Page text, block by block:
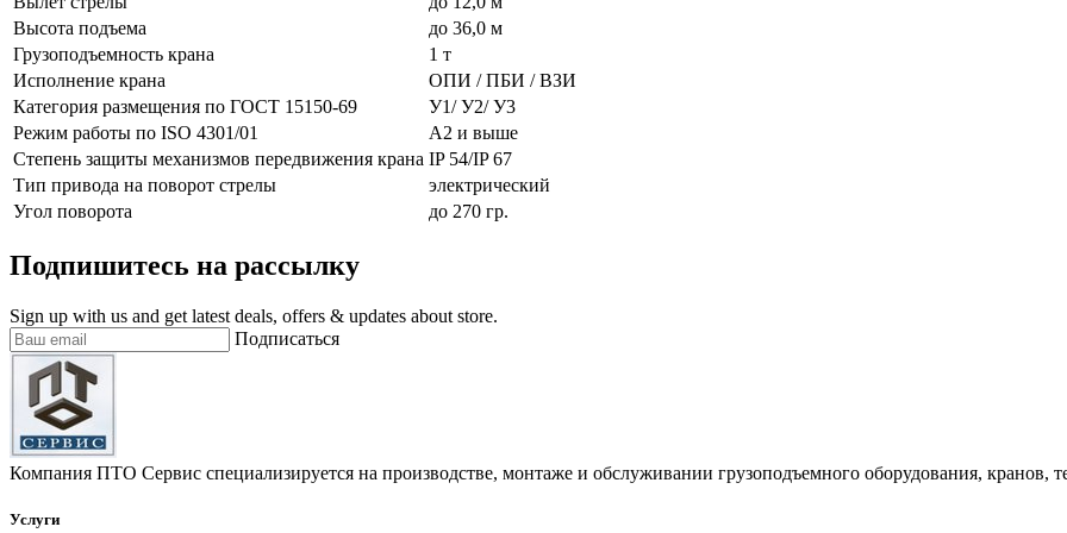
Высота подъема
до 36,0 м
Грузоподъемность крана
1 т
Исполнение крана
ОПИ / ПБИ / ВЗИ
Категория размещения по ГОСТ 15150-69
У1/ У2/ У3
Режим работы по ISO 4301/01
А2 и выше
Степень защиты механизмов передвижения крана IP 54/IP 67
Тип привода на поворот стрелы
электрический
Угол поворота
до 270 гр.
Подпишитесь на рассылку
Sign up with us and get latest deals, offers & updates about store.
Подписаться
Компания ПТО Сервис специализируется на производстве, монтаже и обслуживании грузоподъемного оборудования, кранов,
Услуги